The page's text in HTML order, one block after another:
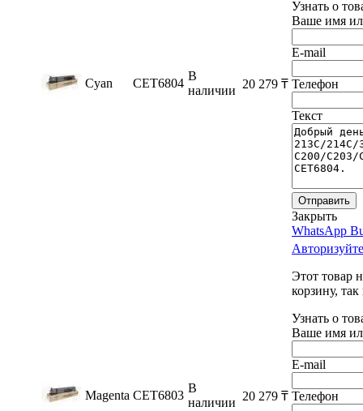
Cyan CET6804
В
наличии 20 279 ₸
Узнать о
Ваше имя
E-mail
Телефон
Текст
Отправить
Закрыть
WhatsApp
Magenta CET6803
В
наличии 20 279 ₸
Этот товар
корзину,
Узнать о
Ваше имя
E-mail
Телефон